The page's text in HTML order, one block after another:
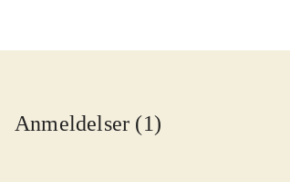
Anmeldelser (1)